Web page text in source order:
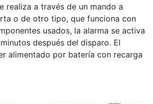
realiza a través de un mando a
o de otro tipo, que funciona con
usados, la alarma se activa
después del disparo. El
alimentado por batería con recarga